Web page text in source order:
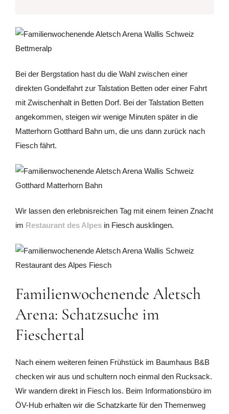
Bei der Bergstation hast du die Wahl zwischen einer
direkten Gondelfahrt zur Talstation Betten oder einer Fahrt
mit Zwischenhalt in Betten Dorf. Bei der Talstation Betten
angekommen, steigen wir wenige Minuten später in die
Matterhorn Gotthard Bahn um, die uns dann zurück nach
Fiesch fährt.
Wir lassen den erlebnisreichen Tag mit einem feinen Znacht
im Restaurant des Alpes in Fiesch ausklingen.
Familienwochenende Aletsch
Arena: Schatzsuche im
Fieschertal
Nach einem weiteren feinen Frühstück im Baumhaus B&B
checken wir aus und schultern noch einmal den Rucksack.
Wir wandern direkt in Fiesch los. Beim Informationsbüro im
ÖV-Hub erhalten wir die Schatzkarte für den Themenweg